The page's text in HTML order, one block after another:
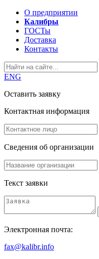
О предприятии
Калибры
ГОСТы
Доставка
Контакты
ENG
Оставить заявку
Контактная информация
Сведения об организации
Текст заявки
Электронная почта:
fax@kalibr.info